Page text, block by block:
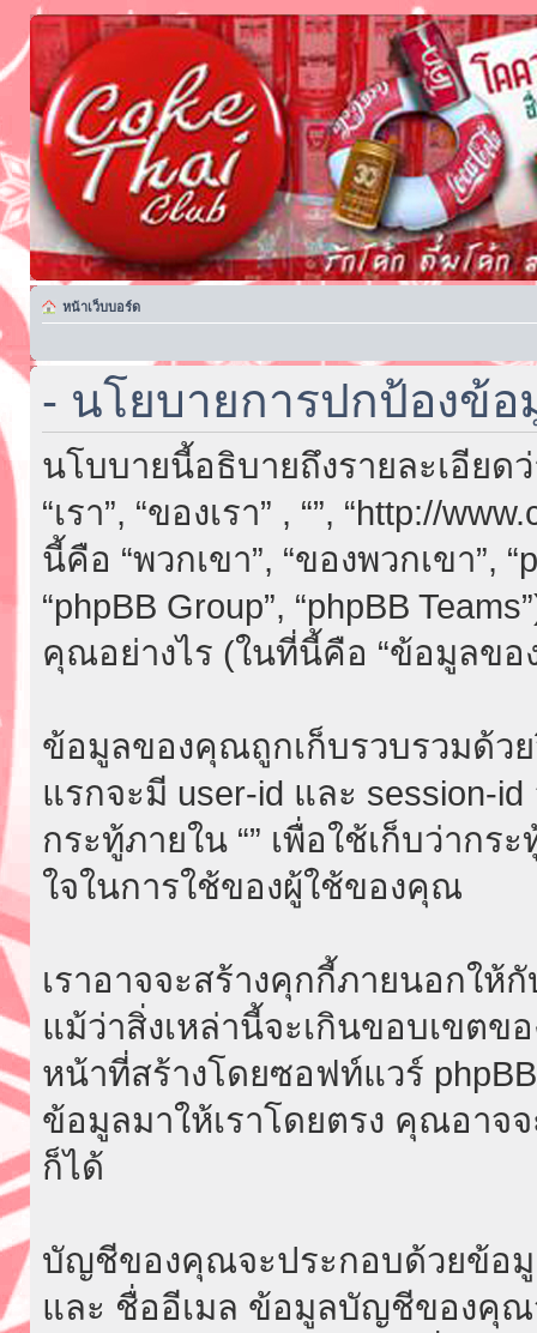
หน้าเว็บบอร์ด
- นโยบายการปกป้องข้
นโบบายนี้อธิบายถึงรายละเอียด
“เรา”, “ของเรา” , “”, “http://
นี้คือ “พวกเขา”, “ของพวกเขา”,
“phpBB Group”, “phpBB
คุณอย่างไร (ในที่นี้คือ “ข้อมูลขอ
ข้อมูลของคุณถูกเก็บรวบรวมด้ว
แรกจะมี user-id และ session-
กระทู้ภายใน “” เพื่อใช้เก็บว่าก
ใจในการใช้ของผู้ใช้ของคุณ
เราอาจจะสร้างคุกกี้ภายนอกให้
แม้ว่าสิ่งเหล่านี้จะเกินขอบเขตข
หน้าที่สร้างโดยซอฟท์แวร์
ข้อมูลมาให้เราโดยตรง คุณอาจ
ก็ได้
บัญชีของคุณจะประกอบด้วยข้อมู
และ ชื่ออีเมล ข้อมูลบัญชีของคุณ